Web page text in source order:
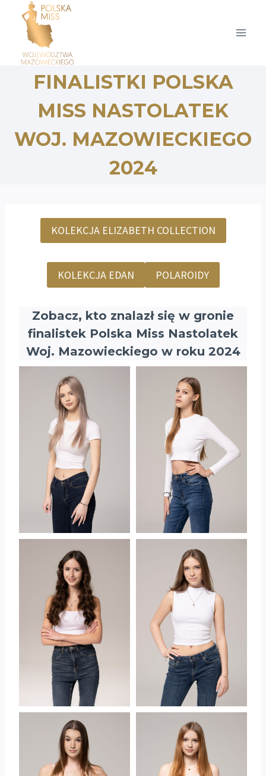
Przejdź
FINALISTKI POLSKA
MISS NASTOLATEK
WOJ. MAZOWIECKIEGO
2024
KOLEKCJA ELIZABETH COLLECTION
KOLEKCJA EDAN POLAROIDY
Zobacz, kto znalazł się w gronie
finalistek Polska Miss Nastolatek
Woj. Mazowieckiego w roku 2024